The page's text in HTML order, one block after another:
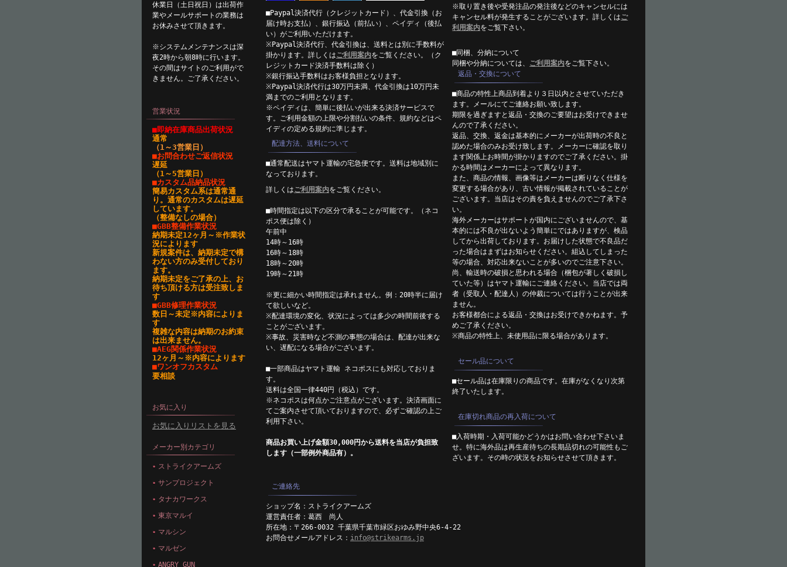
休業日（土日祝日）は出荷作
業やメールサポートの業務は
お休みさせて頂きます。
※システムメンテナンスは深
夜2時から朝8時に行います。
その間はサイトのご利用がで
きません。ご了承ください。
営業状況
■即納在庫商品出荷状況
通常
（1～3営業日 ）
■お問合わせご返信状況
遅延
（1～5営業日）
■カスタム品納品状況
簡易カスタム系は通常通
り。通常のカスタムは遅延
しています。
（整備なしの場合）
■GBB整備作業状況
納期未定12ヶ月～※作業状
況によります
新規案件は、納期未定で構
わない方のみ受付しており
ます。
納期未定をご了承の上、お
待ち頂ける方は受注致しま
す
■GBB修理作業状況
数日～未定※内容によりま
す
複雑な内容は納期のお約束
は出来ません。
■AEG関係作業状況
12ヶ月～※内容によります
■ワンオフカスタム
要相談
お気に入り
お気に入りリストを見る
メーカー別カテゴリ
ストライクアームズ
サンプロジェクト
タナカワークス
東京マルイ
マルシン
マルゼン
ANGRY GUN
■Paypal決済代行（クレジットカード）、代金引換（お
届け時お支払）、銀行振込（前払い）、ペイディ（後払
い）がご利用いただけます。
※Paypal決済代行、代金引換は、送料とは別に手数料が
掛かります。詳しくはご利用案内をご覧ください。（ク
レジットカード決済手数料は除く）
※銀行振込手数料はお客様負担となります。
※Paypal決済代行は30万円未満、代金引換は10万円未
満までのご利用となります。
※ペイディは、簡単に後払いが出来る決済サービスで
す。ご利用金額の上限や分割払いの条件、規約などはペ
イディの定める規約に準じます。
配達方法、送料について
■通常配送はヤマト運輸の宅急便です。送料は地域別に
なっております。
詳しくはご利用案内をご覧ください。
■時間指定は以下の区分で承ることが可能です。（ネコ
ポス便は除く）
午前中
14時～16時
16時～18時
18時～20時
19時～21時
※更に細かい時間指定は承れません。例：20時半に届け
て欲しいなど。
※配達環境の変化、状況によっては多少の時間前後する
ことがございます。
※事故、災害時など不測の事態の場合は、配達が出来な
い、遅配になる場合がございます。
■一部商品はヤマト運輸 ネコポスにも対応しておりま
す。
送料は全国一律440円（税込）です。
※ネコポスは何点かご注意点がございます。決済画面に
てご案内させて頂いておりますので、必ずご確認の上ご
利用下さい。
商品お買い上げ金額30,000円から送料を当店が負担致
します（一部例外商品有）。
※取り置き後や受発注品の発注後などのキャンセルには
キャンセル料が発生することがございます。詳しくはご
利用案内をご覧下さい。
■同梱、分納について
同梱や分納については、 ご利用案内をご覧下さい。
返品・交換について
■商品の特性上商品到着より３日以内とさせていただき
ます。メールにてご連絡お願い致します。
期限を過ぎますと返品・交換のご要望はお受けできませ
んので了承ください。
返品、交換、返金は基本的にメーカーが出荷時の不良と
認めた場合のみお受け致します。メーカーに確認を取り
ます関係上お時間が掛かりますのでご了承ください。掛
かる時間はメーカーによって異なります。
また、商品の情報、画像等はメーカーは断りなく仕様を
変更する場合があり、古い情報が掲載されていることが
ございます。当店はその責を負えませんのでご了承下さ
い。
海外メーカーはサポートが国内にございませんので、基
本的には不良が出ないよう簡単にではありますが、検品
してから出荷しております。お届けした状態で不良品だ
った場合はまずはお知らせください。組込してしまった
等の場合、対応出来ないことが多いのでご注意下さい。
尚、輸送時の破損と思われる場合（梱包が著しく破損し
ていた等）はヤマト運輸にご連絡ください。当店では両
者（受取人・配達人）の仲裁については行うことが出来
ません。
お客様都合による返品・交換はお受けできかねます。予
めご了承ください。
※商品の特性上、未使用品に限る場合があります。
セール品について
■セール品は在庫限りの商品です。在庫がなくなり次第
終了いたします。
在庫切れ商品の再入荷について
■入荷時期・入荷可能かどうかはお問い合わせ下さいま
せ。特に海外品は再生産待ちの長期品切れの可能性もご
ざいます。その時の状況をお知らせさせて頂きます。
ご連絡先
ショップ名：ストライクアームズ
運営責任者：葛西 尚人
所在地：〒266-0032 千葉県千葉市緑区おゆみ野中央6-4-22
お問合せメールアドレス： info@strikearms.jp